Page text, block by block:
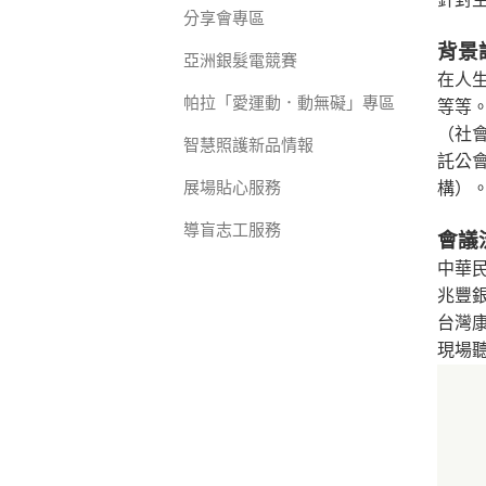
分享會專區
亞洲銀髮電競賽
帕拉「愛運動．動無礙」專區
智慧照護新品情報
展場貼心服務
導盲志工服務
背景
在人
等等
（社
託公
構）
會議
中華
兆豐
台灣
現場